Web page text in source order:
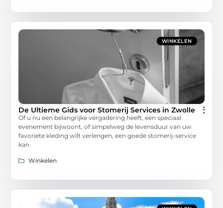
WINKELEN
De Ultieme Gids voor Stomerij Services in Zwolle
Of u nu een belangrijke vergadering heeft, een speciaal
evenement bijwoont, of simpelweg de levensduur van uw
favoriete kleding wilt verlengen, een goede stomerij-service
kan
Winkelen